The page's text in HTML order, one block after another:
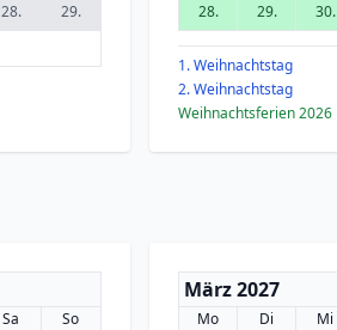
28.
29.
28.
29. 30.
1. Weihnachtstag
2. Weihnachtstag
Weihnachtsferien 2026
Sa
So
März 2027
Mo Di Mi